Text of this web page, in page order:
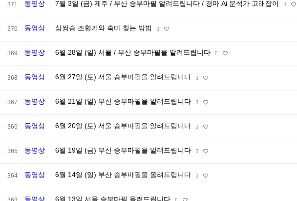
371 동영상 7월 3일 (금) 제주 / 부산 승부마필 알려드립니다 / 경마 Ai 분석가 고래잡이
370 동영상 삼쌍승 조합기와 축마 찾는 방법
369 동영상 6월 28일 (일) 서울 / 부산 승부마필을 알려드립니다
368 동영상 6월 27일 (토) 서울 승부마필을 알려드립니다
367 동영상 6월 21일 (일) 부산 승부마필을 알려드립니다
366 동영상 6월 20일 (토) 서울 승부마필을 알려드립니다
365 동영상 6월 19일 (금) 부산 승부마필을 알려드립니다
364 동영상 6월 14일 (일) 부산 승부마필을 올려드립니다
동영상 6월 13일 서울 승부마필 올려드립니다